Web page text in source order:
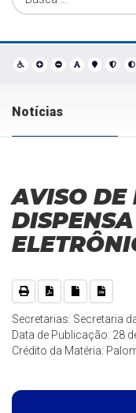
Notícias
AVISO DE
Secretarias: Secretaria
Data de Publicação: 28
Crédito da Matéria: